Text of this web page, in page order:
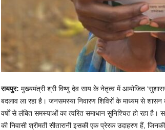
रायपुर: मुख्यमंत्री श्री विष्णु देव साय के नेतृत्व में आयोजित
बदलाव ला रहा है। जनसमस्या निवारण शिविरों के माध्यम से
वर्षों से लंबित समस्याओं का त्वरित समाधान सुनिश्चित हो रहा
की निवासी श्रीमती सीतारानी इसकी एक प्रेरक उदाहरण हैं,